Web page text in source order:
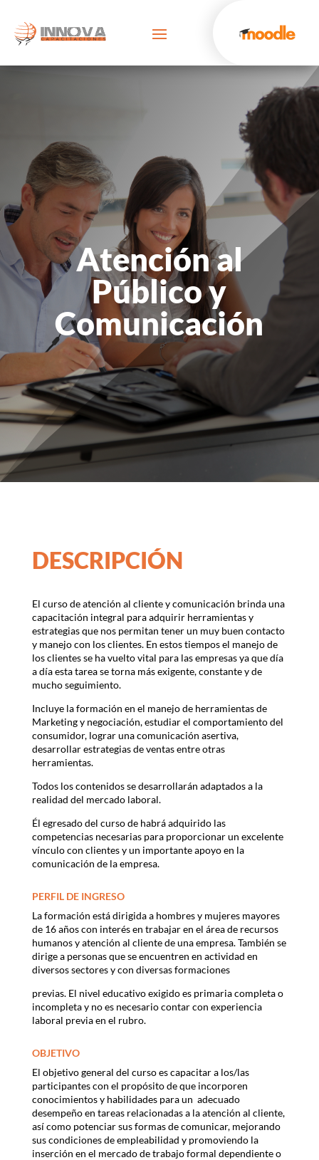
Atención al
Público y
Comunicación
DESCRIPCIÓN
El curso de atención al cliente y comunicación brinda una
capacitación integral para adquirir herramientas y
estrategias que nos permitan tener un muy buen contacto
y manejo con los clientes. En estos tiempos el manejo de
los clientes se ha vuelto vital para las empresas ya que día
a día esta tarea se torna más exigente, constante y de
mucho seguimiento.
Incluye la formación en el manejo de herramientas de
Marketing y negociación, estudiar el comportamiento del
consumidor, lograr una comunicación asertiva,
desarrollar estrategias de ventas entre otras
herramientas.
Todos los contenidos se desarrollarán adaptados a la
realidad del mercado laboral.
Él egresado del curso de habrá adquirido las
competencias necesarias para proporcionar un excelente
vínculo con clientes y un importante apoyo en la
comunicación de la empresa.
PERFIL DE INGRESO
La formación está dirigida a hombres y mujeres mayores
de 16 años con interés en trabajar en el área de recursos
humanos y atención al cliente de una empresa. También se
dirige a personas que se encuentren en actividad en
diversos sectores y con diversas formaciones
previas. El nivel educativo exigido es primaria completa o
incompleta y no es necesario contar con experiencia
laboral previa en el rubro.
OBJETIVO
El objetivo general del curso es capacitar a los/las
participantes con el propósito de que incorporen
conocimientos y habilidades para un adecuado
desempeño en tareas relacionadas a la atención al cliente,
así como potenciar sus formas de comunicar, mejorando
sus condiciones de empleabilidad y promoviendo la
inserción en el mercado de trabajo formal dependiente o